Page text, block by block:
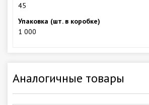
45
Упаковка (шт. в коробке)
1 000
Аналогичные товары